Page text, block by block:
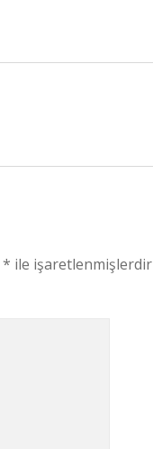
* ile işaretlenmişlerdir